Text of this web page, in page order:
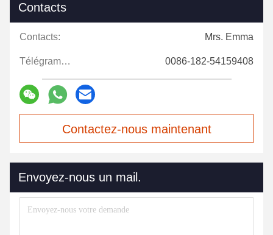
Contacts
Contacts: Mrs. Emma
Télégramme: 0086-182-54159408
Contactez-nous maintenant
Envoyez-nous un mail.